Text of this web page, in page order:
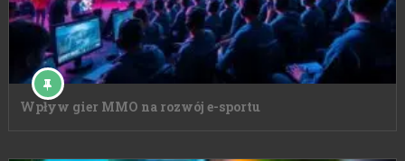
Wpływ gier MMO na rozwój e-sportu